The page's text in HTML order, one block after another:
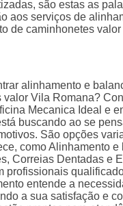
são estas as
aos serviços de
de caminhonetes
alinhamento e
valor Vila Romana?
Mecanica Ideal e
buscando ao se
São opções
como Alinhamento e
Correias Dentadas e
profissionais
entende a
a sua satisfação e